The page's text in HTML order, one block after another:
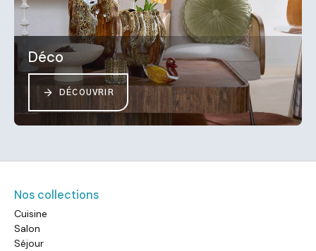
Déco
DÉCOUVRIR
Nos collections
Cuisine
Salon
Séjour